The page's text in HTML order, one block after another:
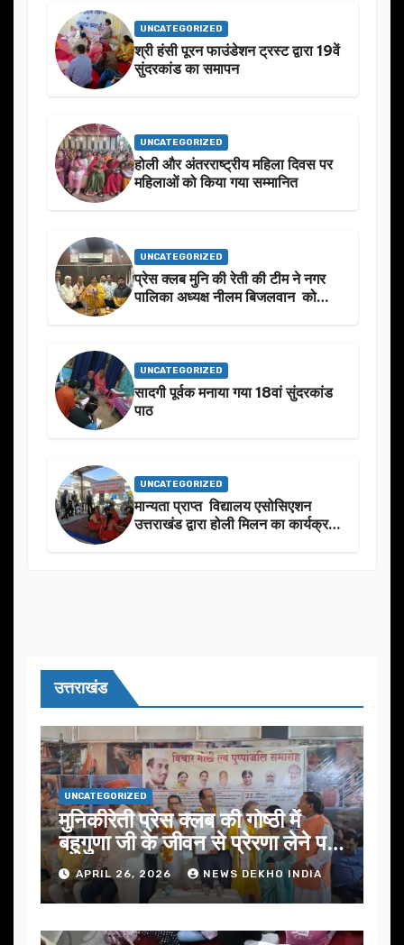
UNCATEGORIZED
श्री हंसी पूरन फाउंडेशन ट्रस्ट द्वारा 19वें
सुंदरकांड का समापन
UNCATEGORIZED
होली और अंतरराष्ट्रीय महिला दिवस पर
महिलाओं को किया गया सम्मानित
UNCATEGORIZED
प्रेस क्लब मुनि की रेती की टीम ने नगर
पालिका अध्यक्ष नीलम बिजलवान को
UNCATEGORIZED
सादगी पूर्वक मनाया गया 18वां सुंदरकांड
पाठ
UNCATEGORIZED
मान्यता प्राप्त विद्यालय एसोसिएशन
उत्तराखंड द्वारा होली मिलन का कार्यक्रम
उत्तराखंड
UNCATEGORIZED
मुनिकीरेती प्रेस क्लब की गोष्ठी में
बहुगुणा जी के जीवन से प्रेरणा लेने पर
जोरAPRIL 26, 2026 NEWS DEKHO INDIA